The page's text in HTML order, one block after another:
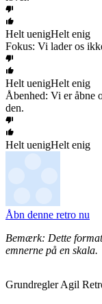
Helt uenigHelt enig
Fokus: Vi lader os
Helt uenigHelt enig
Åbenhed: Vi er åbne
den.
Helt uenigHelt enig
Åbn denne retro nu
Bemærk: Dette
emnerne på en skala.
Grundregler Agil